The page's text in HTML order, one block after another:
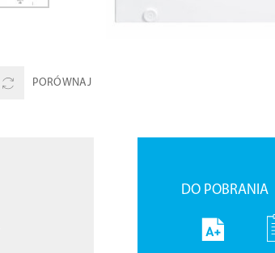
PORÓWNAJ
DO POBRANIA